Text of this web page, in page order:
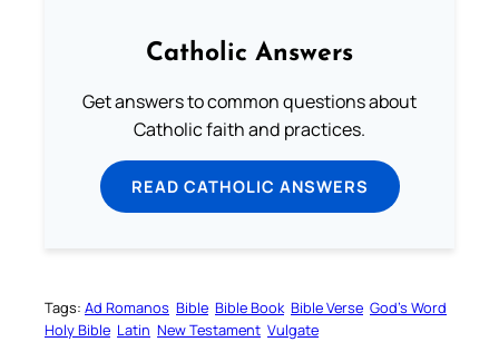
Catholic Answers
Get answers to common questions about
Catholic faith and practices.
READ CATHOLIC ANSWERS
Tags: Ad Romanos Bible Bible Book Bible Verse God’s Word
Holy Bible Latin New Testament Vulgate